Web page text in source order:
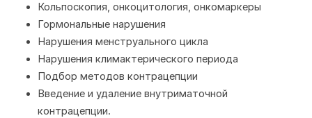
Кольпоскопия, онкоцитология, онкомаркеры
Гормональные нарушения
Нарушения менструального цикла
Нарушения климактерического периода
Подбор методов контрацепции
Введение и удаление внутриматочной
контрацепции.